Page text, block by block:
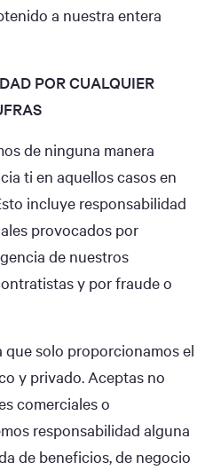
a nuestra entera
POR CUALQUIER
de ninguna manera
ti en aquellos casos en
incluye responsabilidad
provocados por
de nuestros
y por fraude o
solo proporcionamos el
y privado. Aceptas no
comerciales o
responsabilidad alguna
de beneficios, de negocio